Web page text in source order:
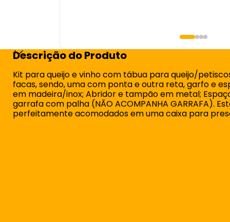
Descrição do Produto
Kit para queijo e vinho com tábua para queijo/
facas, sendo, uma com ponta e outra reta, garfo e
em madeira/inox; Abridor e tampão em metal;
garrafa com palha (NÃO ACOMPANHA GARRAFA).
perfeitamente acomodados em uma caixa para